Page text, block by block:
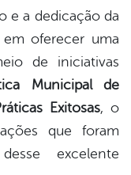
e a dedicação da
em oferecer uma
de iniciativas
Municipal de
Exitosas, o
que foram
excelente